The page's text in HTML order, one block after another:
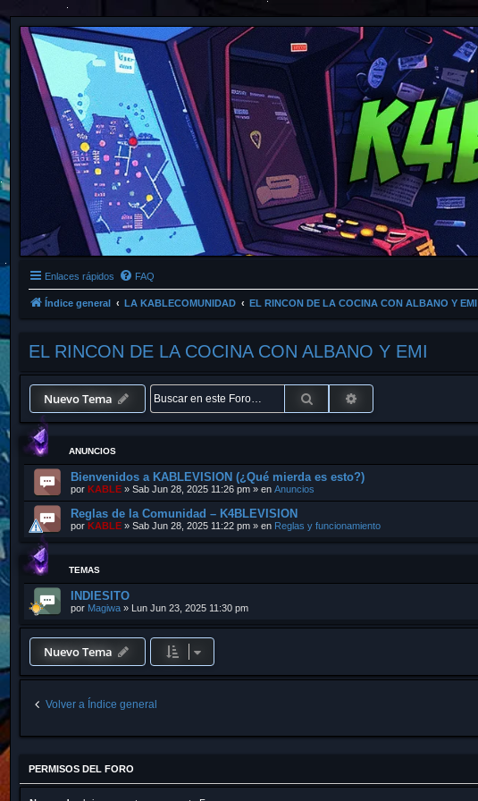
Enlaces rápidos FAQ
Índice general LA KABLECOMUNIDAD EL RINCON DE LA COCINA CON ALBANO Y EMI
EL RINCON DE LA COCINA CON ALBANO Y EMI
Nuevo Tema Buscar
ANUNCIOS
Bienvenidos a KABLEVISION (¿Qué mierda es esto?)
por KABLE » Sab Jun 28, 2025 11:26 pm » en Anuncios
Reglas de la Comunidad – K4BLEVISION
por KABLE » Sab Jun 28, 2025 11:22 pm » en Reglas y funcionamiento
TEMAS
INDIESITO
por Magiwa » Lun Jun 23, 2025 11:30 pm
Nuevo Tema
Volver a Índice general
PERMISOS DEL FORO